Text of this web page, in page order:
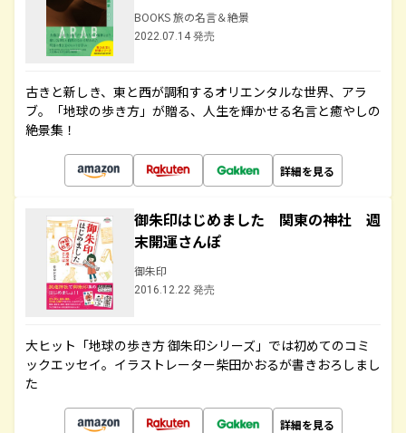
BOOKS 旅の名言＆絶景
2022.07.14 発売
古きと新しき、東と西が調和するオリエンタルな世界、アラ
ブ。「地球の歩き方」が贈る、人生を輝かせる名言と癒やしの
絶景集！
詳細を見る
御朱印はじめました 関東の神社 週
末開運さんぽ
御朱印
2016.12.22 発売
大ヒット「地球の歩き方 御朱印シリーズ」では初めてのコミ
ックエッセイ。イラストレーター柴田かおるが書きおろしまし
た
詳細を見る